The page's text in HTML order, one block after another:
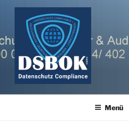
Zum
springen
Menü